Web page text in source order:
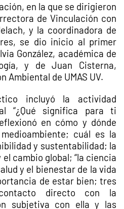
en la que se dirigieron
de Vinculación con
y la coordinadora de
se dio inicio al primer
González, académica de
y de Juan Cisterna,
Ambiental de UMAS UV.
incluyó la actividad
“¿Qué significa para ti
en cómo y dónde
cuál es la
y sustentabilidad; la
cambio global; “la ciencia
y el bienestar de la vida
de estar bien; tres
directo con la
subjetiva con ella y las